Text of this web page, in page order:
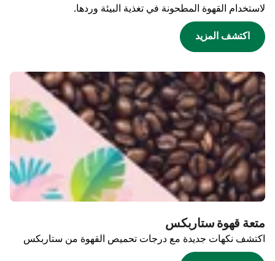
لاستخدام القهوة المطحونة في تغذية البيئة وردها.
اكتشف المزيد
متعة قهوة ستاربكس
اكتشف نكهات جديدة مع درجات تحميص القهوة من ستاربكس